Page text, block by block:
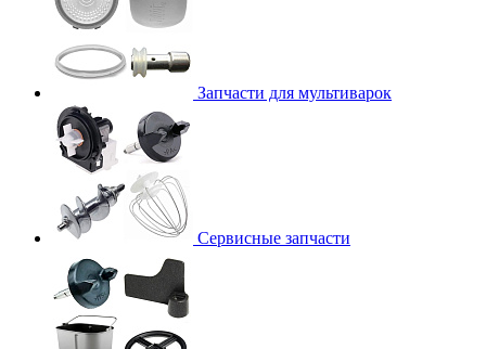
Запчасти для мультиварок
Сервисные запчасти